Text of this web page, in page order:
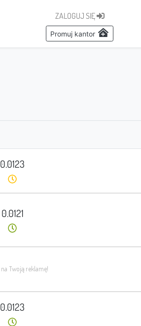
ZALOGUJ SIĘ
Promuj kantor
0.0123
0.0121
0.0123